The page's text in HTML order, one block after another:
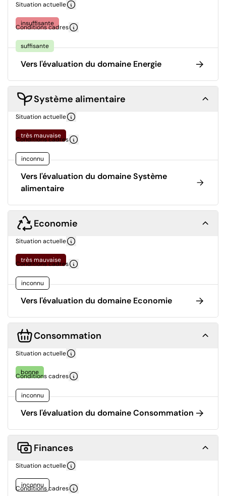
Situation actuelle
insuffisante
Conditions cadres
suffisante
Vers l'évaluation du domaine Energie
Système alimentaire
Situation actuelle
très mauvaise
Conditions cadres
inconnu
Vers l'évaluation du domaine Système
alimentaire
Economie
Situation actuelle
très mauvaise
Conditions cadres
inconnu
Vers l'évaluation du domaine Economie
Consommation
Situation actuelle
bonne
Conditions cadres
inconnu
Vers l'évaluation du domaine Consommation
Finances
Situation actuelle
inconnu
Conditions cadres